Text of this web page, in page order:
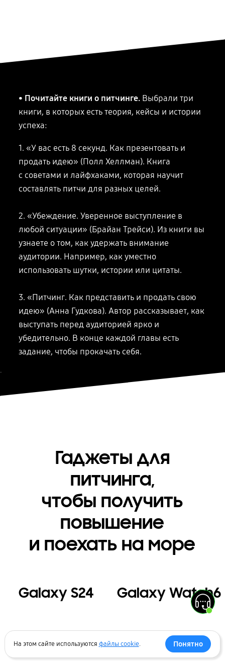
• Почитайте книги о питчинге. Выбрали три
книги, в которых есть теория, кейсы и истории
успеха:
1. «У вас есть 8 секунд. Как презентовать и
продать идею» (Полл Хеллман). Книга
с советами и лайфхаками, которая научит
составлять питчи для разных целей.
2. «Убеждение. Уверенное выступление в
любой ситуации» (Брайан Трейси). Из книги вы
узнаете о том, как удержать внимание
аудитории. Например, как уместно
использовать шутки, истории или цитаты.
3. «Питчинг. Как представить и продать свою
идею» (Анна Гудкова). Автор рассказывает, как
выступать перед аудиторией ярко и
убедительно. В конце каждой главы есть
задание, чтобы прокачать себя.
Гаджеты для
питчинга,
чтобы получить
повышение
и поехать на море
Galaxy S24
Узнать больше
Galaxy Watch6
Узнать больше
На этом сайте используются файлы cookie. Понятно